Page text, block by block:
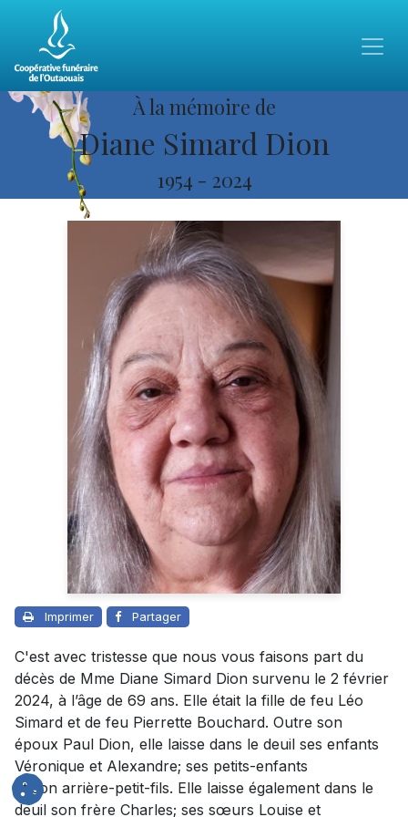
À la mémoire de
Diane Simard Dion
1954 - 2024
Imprimer Partager
C'est avec tristesse que nous vous faisons part du
décès de Mme Diane Simard Dion survenu le 2 février
2024, à l’âge de 69 ans. Elle était la fille de feu Léo
Simard et de feu Pierrette Bouchard. Outre son
époux Paul Dion, elle laisse dans le deuil ses enfants
Véronique et Alexandre; ses petits-enfants
et son arrière-petit-fils. Elle laisse également dans le
deuil son frère Charles; ses sœurs Louise et